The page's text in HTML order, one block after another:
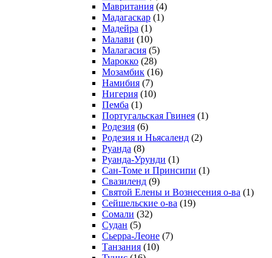
Мавритания (4)
Мадагаскар (1)
Мадейра (1)
Малави (10)
Малагасия (5)
Марокко (28)
Мозамбик (16)
Намибия (7)
Нигерия (10)
Пемба (1)
Португальская Гвинея (1)
Родезия (6)
Родезия и Ньясаленд (2)
Руанда (8)
Руанда-Урунди (1)
Сан-Томе и Принсипи (1)
Свазиленд (9)
Святой Елены и Вознесения о-ва (1)
Сейшельские о-ва (19)
Сомали (32)
Судан (5)
Сьерра-Леоне (7)
Танзания (10)